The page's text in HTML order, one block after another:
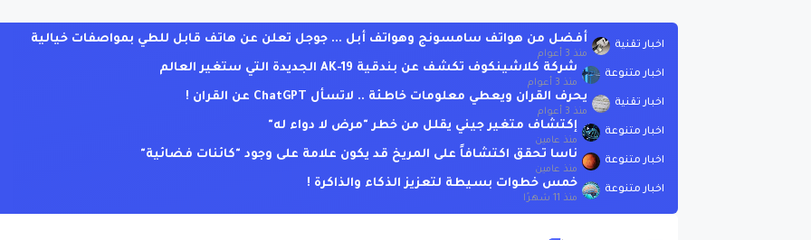
اخبار تقنية أفضل من هواتف سامسونج وهواتف أبل ... جوجل تعلن عن هاتف قابل للطي بمواصفات خيالية
منذ 3 أعوام
اخبار متنوعة شركة كلاشينكوف تكشف عن بندقية AK-19 الجديدة التي ستغير العالم
منذ 3 أعوام
اخبار تقنية يحرف القران ويعطي معلومات خاطئة .. لاتسأل ChatGPT عن القران !
منذ 3 أعوام
اخبار متنوعة إكتشاف متغير جيني يقلل من خطر "مرض لا دواء له"
منذ عامين
اخبار متنوعة ناسا تحقق اكتشافاً على المريخ قد يكون علامة على وجود "كائنات فضائية"
منذ عامين
اخبار متنوعة خمس خطوات بسيطة لتعزيز الذكاء والذاكرة !
منذ 11 شهرًا